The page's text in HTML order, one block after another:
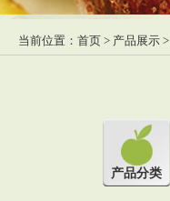
当前位置： 首页 > 产品展示 >
产品分类